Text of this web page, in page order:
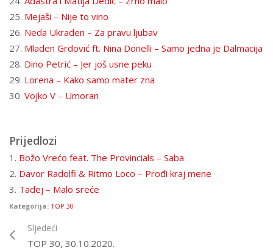
25. Mejaši – Nije to vino
26. Neda Ukraden – Za pravu ljubav
27. Mladen Grdović ft. Nina Donelli – Samo jedna je Dalmacija
28. Dino Petrić – Jer još usne peku
29. Lorena – Kako samo mater zna
30. Vojko V – Umoran
Prijedlozi
1. Božo Vrećo feat. The Provincials – Saba
2. Davor Radolfi & Ritmo Loco – Prođi kraj mene
3. Tadej – Malo sreće
Kategorija: TOP 30
Sljedeći
TOP 30, 30.10.2020.